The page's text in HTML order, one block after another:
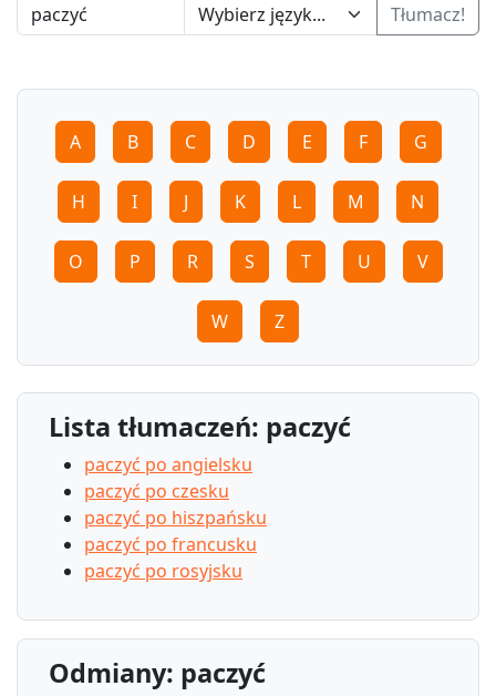
Tłumacz!
A B C D E F G
H I J K L M N
O P R S T U V
W Z
Lista tłumaczeń: paczyć
paczyć po angielsku
paczyć po czesku
paczyć po hiszpańsku
paczyć po francusku
paczyć po rosyjsku
Odmiany: paczyć